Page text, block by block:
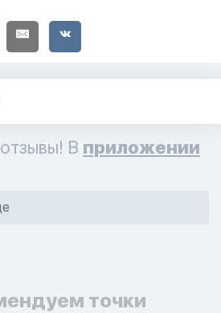
В приложении
точки